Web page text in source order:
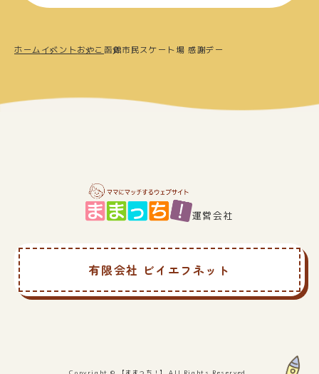
ホーム イベントおやこ 函館市民スケート場 感謝デー
運営会社
有限会社 ビイエフネット
Copyright © 【ままっち！】 All Rights Reserved.